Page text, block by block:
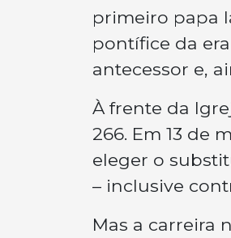
primeiro papa
pontífice da
antecessor e,
À frente da
266. Em 13 de
eleger o
– inclusive
Mas a carreira